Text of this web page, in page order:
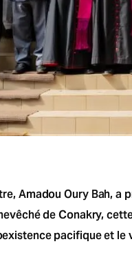
Amadou Oury Bah,
de Conakry,
pacifique et le